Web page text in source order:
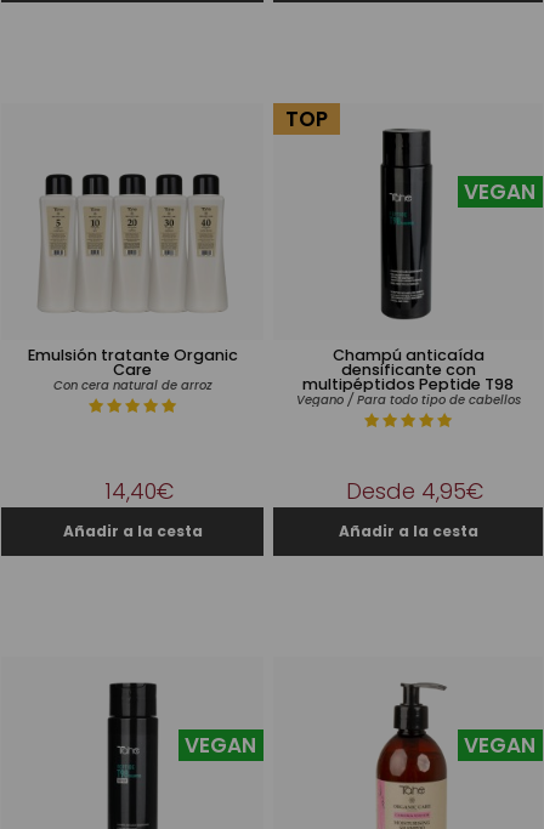
Emulsión tratante Organic
Care
Con cera natural de arroz
14,40€
Champú anticaída
densificante con
multipéptidos Peptide T98
Vegano / Para todo tipo de cabellos
VEGAN
TOP
Desde 4,95€
VEGAN VEGAN